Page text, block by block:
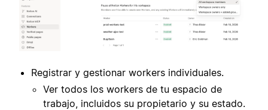
Registrar y gestionar workers individuales.
Ver todos los workers de tu espacio de
trabajo, incluidos su propietario y su estado.